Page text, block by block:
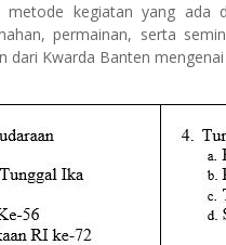
kegiatan yang ada
permainan, serta
dari Kwarda Banten